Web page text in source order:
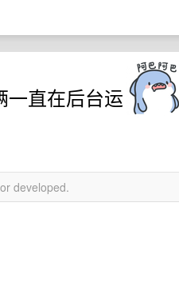
一直在后台运
developed.